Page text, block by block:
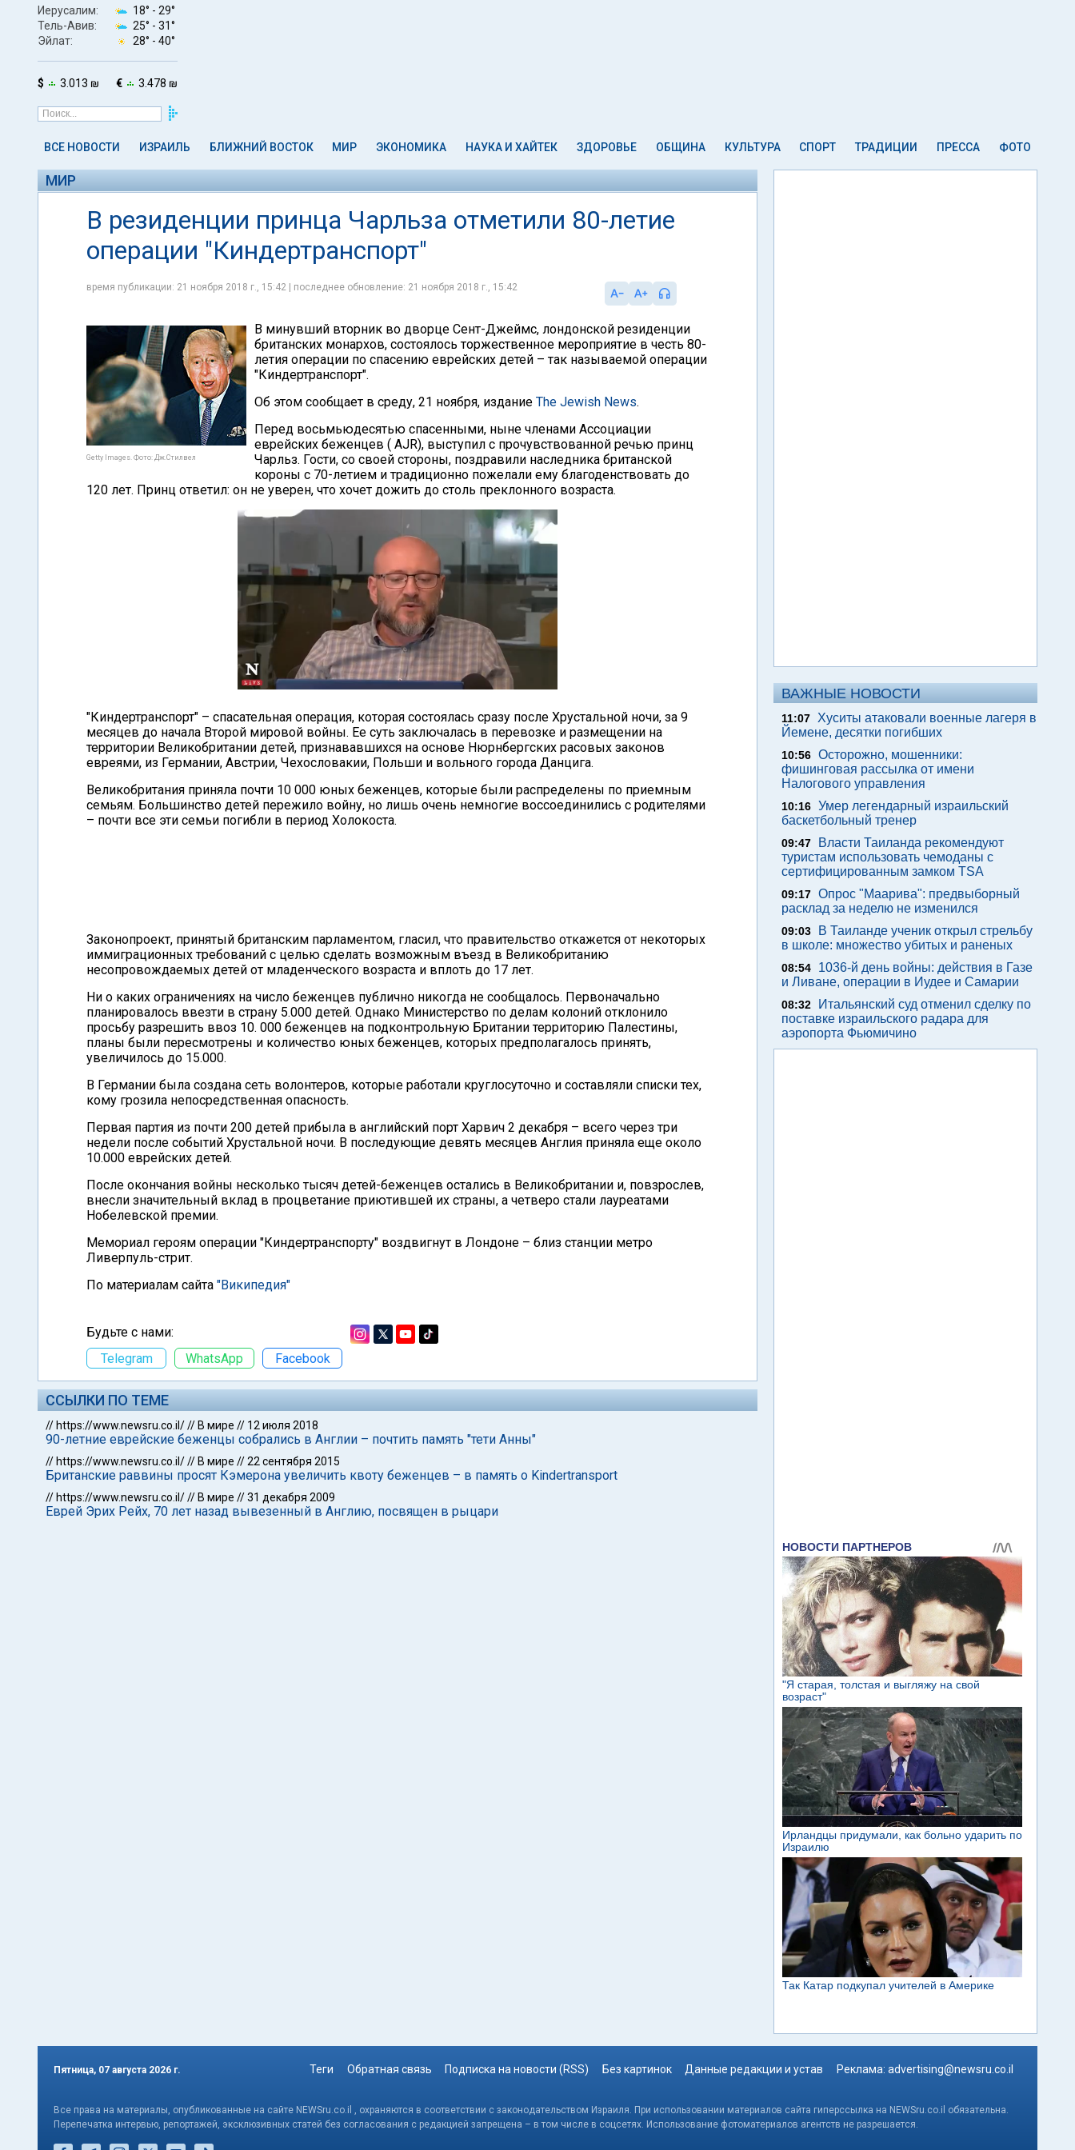
Иерусалим: 18° - 29°
Тель-Авив:
25° - 31°
Эйлат:
28° - 40°
$ 3.013 ₪ € 3.478 ₪
ВСЕ НОВОСТИ ИЗРАИЛЬ БЛИЖНИЙ ВОСТОК МИР ЭКОНОМИКА НАУКА И ХАЙТЕК ЗДОРОВЬЕ ОБЩИНА КУЛЬТУРА СПОРТ ТРАДИЦИИ ПРЕССА ФОТО
МИР
В резиденции принца Чарльза отметили 80-летие
операции "Киндертранспорт"
время публикации: 21 ноября 2018 г., 15:42 | последнее обновление: 21 ноября 2018 г., 15:42
Getty Images. Фото: Дж.Стилвел
В минувший вторник во дворце Сент-Джеймс, лондонской резиденции
британских монархов, состоялось торжественное мероприятие в честь 80-
летия операции по спасению еврейских детей – так называемой операции
"Киндертранспорт".
Об этом сообщает в среду, 21 ноября, издание The Jewish News.
Перед восьмьюдесятью спасенными, ныне членами Ассоциации
еврейских беженцев ( AJR), выступил с прочувствованной речью принц
Чарльз. Гости, со своей стороны, поздравили наследника британской
короны с 70-летием и традиционно пожелали ему благоденствовать до
120 лет. Принц ответил: он не уверен, что хочет дожить до столь преклонного возраста.
"Киндертранспорт" – спасательная операция, которая состоялась сразу после Хрустальной ночи, за 9
месяцев до начала Второй мировой войны. Ее суть заключалась в перевозке и размещении на
территории Великобритании детей, признававшихся на основе Нюрнбергских расовых законов
евреями, из Германии, Австрии, Чехословакии, Польши и вольного города Данцига.
Великобритания приняла почти 10 000 юных беженцев, которые были распределены по приемным
семьям. Большинство детей пережило войну, но лишь очень немногие воссоединились с родителями
– почти все эти семьи погибли в период Холокоста.
Законопроект, принятый британским парламентом, гласил, что правительство откажется от некоторых
иммиграционных требований с целью сделать возможным въезд в Великобританию
несопровождаемых детей от младенческого возраста и вплоть до 17 лет.
Ни о каких ограничениях на число беженцев публично никогда не сообщалось. Первоначально
планировалось ввезти в страну 5.000 детей. Однако Министерство по делам колоний отклонило
просьбу разрешить ввоз 10. 000 беженцев на подконтрольную Британии территорию Палестины,
планы были пересмотрены и количество юных беженцев, которых предполагалось принять,
увеличилось до 15.000.
В Германии была создана сеть волонтеров, которые работали круглосуточно и составляли списки тех,
кому грозила непосредственная опасность.
Первая партия из почти 200 детей прибыла в английский порт Харвич 2 декабря – всего через три
недели после событий Хрустальной ночи. В последующие девять месяцев Англия приняла еще около
10.000 еврейских детей.
После окончания войны несколько тысяч детей-беженцев остались в Великобритании и, повзрослев,
внесли значительный вклад в процветание приютившей их страны, а четверо стали лауреатами
Нобелевской премии.
Мемориал героям операции "Киндертранспорту" воздвигнут в Лондоне – близ станции метро
Ливерпуль-стрит.
По материалам сайта "Википедия"
Будьте с нами:
Telegram
WhatsApp Facebook
ССЫЛКИ ПО ТЕМЕ
// https://www.newsru.co.il/// В мире // 12 июля 2018
90-летние еврейские беженцы собрались в Англии – почтить память "тети Анны"
// https://www.newsru.co.il/// В мире //22 сентября 2015
Британские раввины просят Кэмерона увеличить квоту беженцев – в память о Kindertransport
// https://www.newsru.co.il/// В мире //31 декабря 2009
Еврей Эрих Рейх, 70 лет назад вывезенный в Англию, посвящен в рыцари
ВАЖНЫЕ НОВОСТИ
11:07
Хуситы атаковали военные лагеря в
Йемене, десятки погибших
10:56 Осторожно, мошенники:
фишинговая рассылка от имени
Налогового управления
10:16 Умер легендарный израильский
баскетбольный тренер
09:47
Власти Таиланда рекомендуют
туристам использовать чемоданы с
сертифицированным замком TSA
09:17 Опрос "Mаарива": предвыборный
расклад за неделю не изменился
09:03
В Таиланде ученик открыл стрельбу
в школе: множество убитых и раненых
08:54
1036-й день войны: действия в Газе
и Ливане, операции в Иудее и Самарии
08:32
Итальянский суд отменил сделку по
поставке израильского радара для
аэропорта Фьюмичино
Пятница, 07 августа 2026 г. Теги Обратная связь Подписка на новости (RSS) Без картинок Данные редакции и устав Реклама: advertising@newsru.co.il
Все права на материалы, опубликованные на сайте NEWSru.co.il , охраняются в соответствии с законодательством Израиля. При использовании материалов сайта гиперссылка на NEWSru.co.il обязательна.
Перепечатка интервью, репортажей, эксклюзивных статей без согласования с редакцией запрещена – в том числе в соцсетях. Использование фотоматериалов агентств не разрешается.